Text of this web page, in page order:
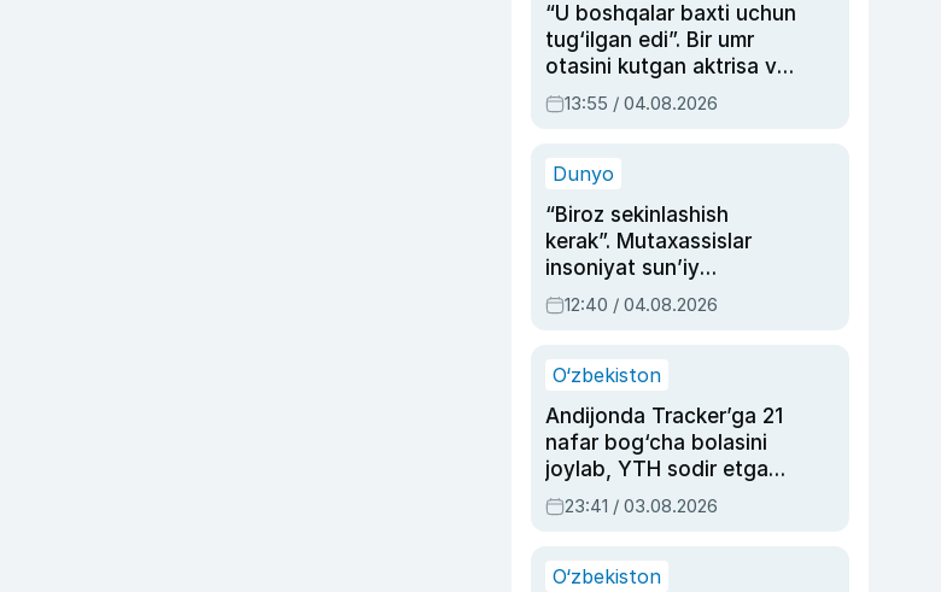
“U boshqalar baxti uchun
tug‘ilgan edi”. Bir umr
otasini kutgan aktrisa va
dublyaj ustasi Rimma
Ahmedovaning
13:55 / 04.08.2026
Dunyo
“Biroz sekinlashish
kerak”. Mutaxassislar
insoniyat sun’iy
intellektni boshqara
olmay qolishidan xavotir
12:40 / 04.08.2026
O‘zbekiston
Andijonda Tracker’ga 21
nafar bog‘cha bolasini
joylab, YTH sodir etgan
ayolga sud hukmi o‘qildi
23:41 / 03.08.2026
O‘zbekiston